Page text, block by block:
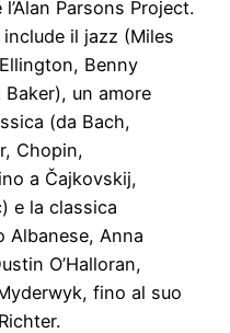
Parsons Project.
il jazz (Miles
Benny
un amore
(da Bach,
Chopin,
a Čajkovskij,
e la classica
Albanese, Anna
O’Halloran,
fino al suo